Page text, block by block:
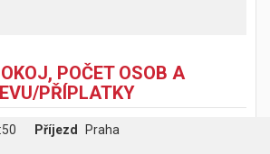
POČET OSOB A
PŘÍPLATKY
Příjezd Praha